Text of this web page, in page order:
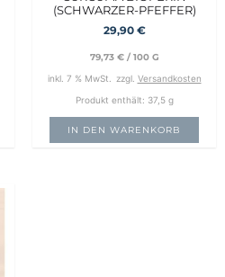
(SCHWARZER-PFEFFER)
29,90 €
79,73 €/ 100 G
inkl. 7 % MwSt. zzgl. Versandkosten
Produkt enthält: 37,5 g
IN DEN WARENKORB